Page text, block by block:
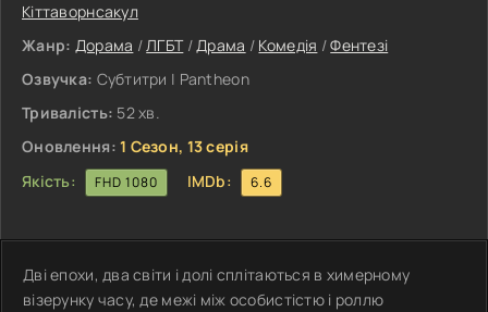
Кіттаворнсакул
Жанр: Дорама /ЛГБТ/Драма / Комедія /Фентезі
Озвучка: Субтитри | Pantheon
Тривалість: 52 хв.
Оновлення: 1 Сезон, 13 серія
Якість:
FHD 1080 IMDb: 6.6
Дві епохи, два світи і долі сплітаються в химерному
візерунку часу, де межі між особистістю і роллю